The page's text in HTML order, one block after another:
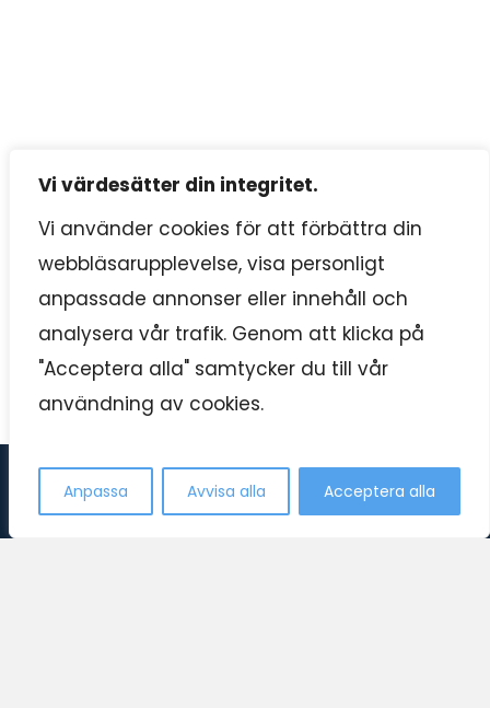
Vi värdesätter din integritet.
Vi använder cookies för att förbättra din
webbläsarupplevelse, visa personligt
anpassade annonser eller innehåll och
analysera vår trafik. Genom att klicka på
"Acceptera alla" samtycker du till vår
användning av cookies.
Anpassa Avvisa alla Acceptera alla
Swedish
Kontakta oss